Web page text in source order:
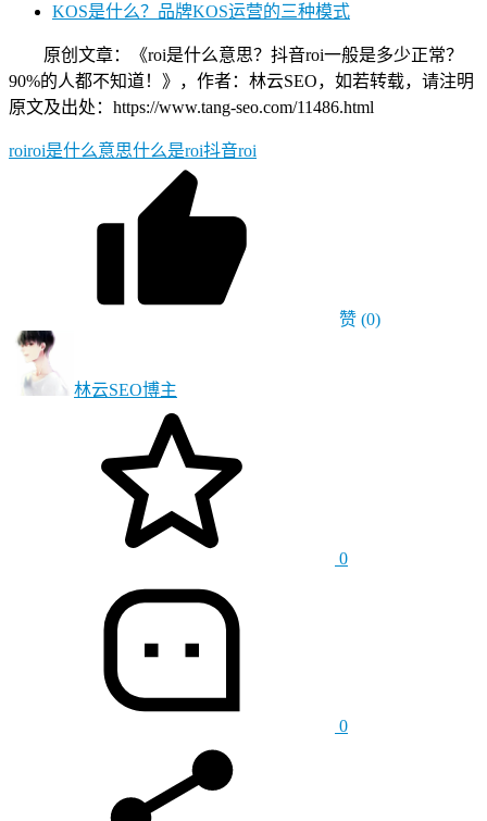
KOS是什么？品牌KOS运营的三种模式
原创文章：《roi是什么意思？抖音roi一般是多少正常？
90%的人都不知道！》，作者：林云SEO，如若转载，请注明
原文及出处：https://www.tang-seo.com/11486.html
roiroi是什么意思什么是roi抖音roi
赞 (0)
林云SEO博主
0
0